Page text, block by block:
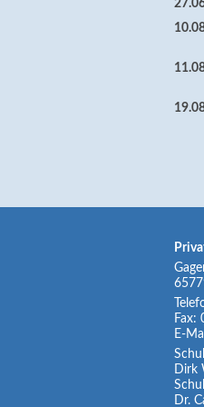
Fax:
E-
Dirk
Dr.